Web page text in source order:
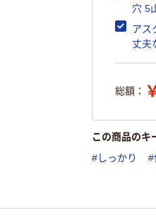
穴 5
ア
丈夫
総額：
この商品のキ
#しっかり #